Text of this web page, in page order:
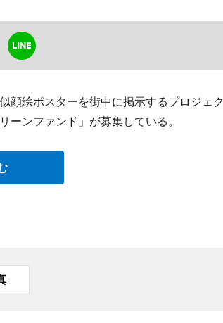
顔絵ポスターを街中に掲示するプロジェク
ーンファンド」が募集している。